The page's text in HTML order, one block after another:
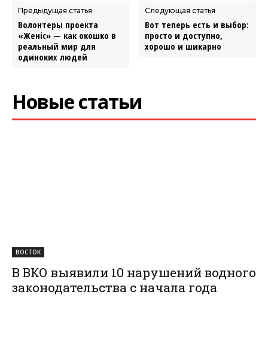
Предыдущая статья
Волонтеры проекта
«Женic» — как окошко в
реальный мир для
одиноких людей
Следующая статья
Вот теперь есть и выбор:
просто и доступно,
хорошо и шикарно
Новые статьи
ВОСТОК
В ВКО выявили 10 нарушений водного
законодательства с начала года